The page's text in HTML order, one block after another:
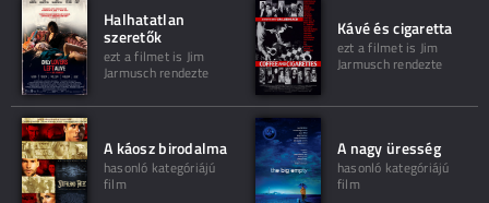
Halhatatlan
szeretők
ezt a filmet is Jim
Jarmusch rendezte
Kávé és cigaretta
ezt a filmet is Jim
Jarmusch rendezte
A káosz birodalma
hasonló kategóriájú
film
A nagy üresség
hasonló kategóriájú
film